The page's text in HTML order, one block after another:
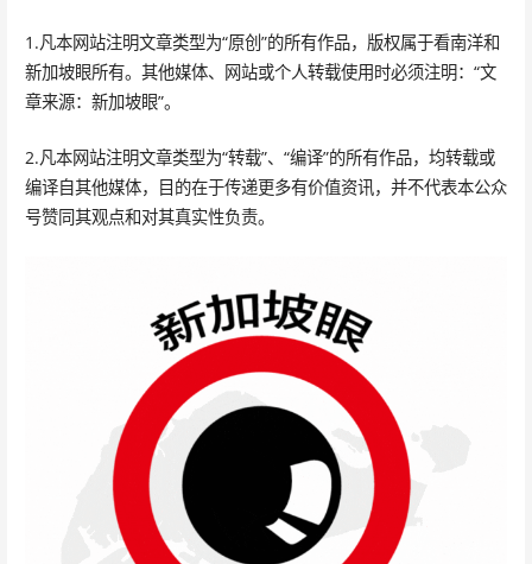
1.凡本网站注明文章类型为“原创”的所有作品，版权属于看南洋和
新加坡眼所有。其他媒体、网站或个人转载使用时必须注明：“文
章来源：新加坡眼”。
2.凡本网站注明文章类型为“转载”、“编译”的所有作品，均转载或
编译自其他媒体，目的在于传递更多有价值资讯，并不代表本公众
号赞同其观点和对其真实性负责。